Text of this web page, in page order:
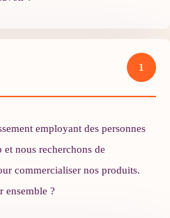
1
employant des personnes
nous recherchons de
commercialiser nos produits.
ensemble ?